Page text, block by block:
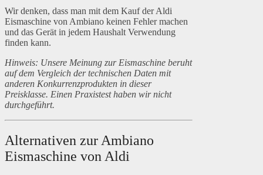
Wir denken, dass man mit dem Kauf der Aldi
Eismaschine von Ambiano keinen Fehler machen
und das Gerät in jedem Haushalt Verwendung
finden kann.
Hinweis: Unsere Meinung zur Eismaschine beruht
auf dem Vergleich der technischen Daten mit
anderen Konkurrenzprodukten in dieser
Preisklasse. Einen Praxistest haben wir nicht
durchgeführt.
Alternativen zur Ambiano
Eismaschine von Aldi